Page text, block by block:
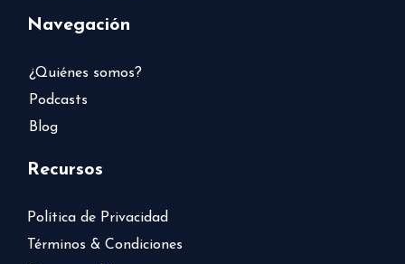
Navegación
¿Quiénes somos?
Podcasts
Blog
Recursos
Política de Privacidad
Términos & Condiciones